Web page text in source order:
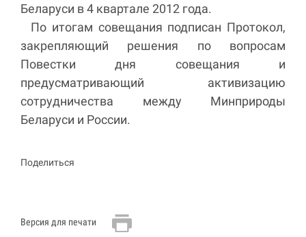
Беларуси в 4 квартале 2012 года.
По итогам совещания подписан Протокол,
закрепляющий решения по вопросам
Повестки дня совещания и
предусматривающий активизацию
сотрудничества между Минприроды
Беларуси и России.
Поделиться
Версия для печати